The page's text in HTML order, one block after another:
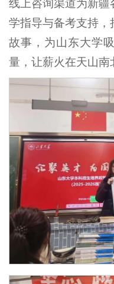
线上咨询渠道为新
学指导与备考支持
故事，为山东大学
量，让薪火在天山南